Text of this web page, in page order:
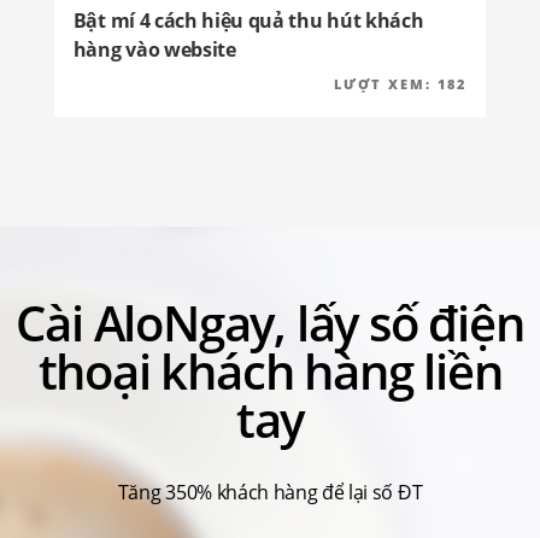
Bật mí 4 cách hiệu quả thu hút khách
hàng vào website
LƯỢT XEM:182
Cài AloNgay, lấy số điện
thoại khách hàng liền
tay
Tăng 350% khách hàng để lại số ĐT